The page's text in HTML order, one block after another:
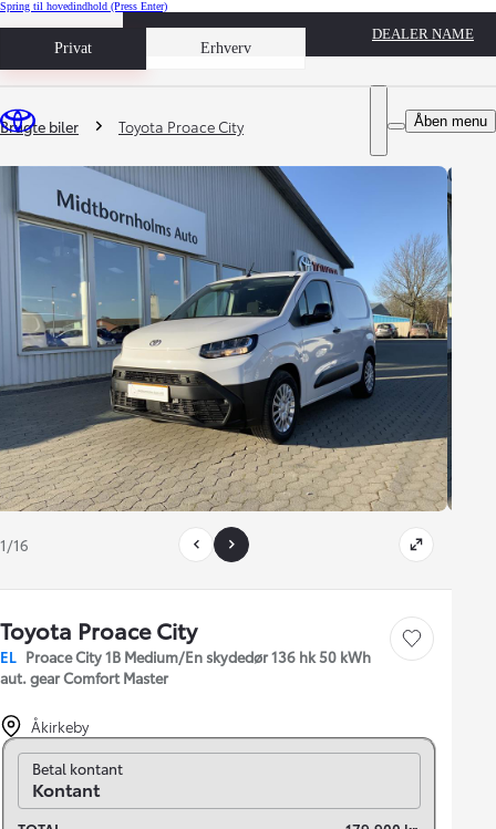
Spring til hovedindhold (Press Enter)
Privat Erhverv
Book prøvetur
DEALER NAME
Åben menu
Du er her
Brugte biler Toyota Proace City
1/16
Toyota Proace City
EL Proace City 1B Medium/En skydedør 136 hk 50 kWh
aut. gear Comfort Master
Gem bil
Åkirkeby
Skift til finansiering
Betal kontant
Kontant